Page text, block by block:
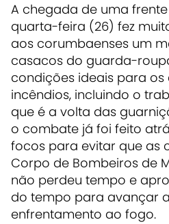
A chegada de uma
quarta-feira (26) fez
aos corumbaenses um
casacos do guarda-
condições ideais para
incêndios, incluindo o
que é a volta das
o combate já foi feito
focos para evitar que as
Corpo de Bombeiros de
não perdeu tempo e
do tempo para avançar
enfrentamento ao fogo.